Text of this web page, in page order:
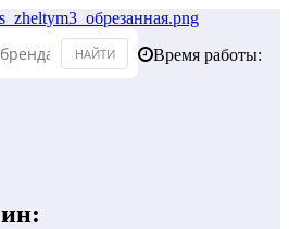
Время работы: